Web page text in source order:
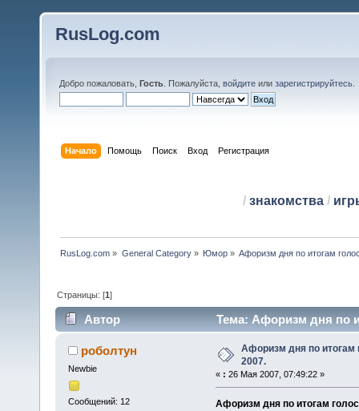
RusLog.com
Добро пожаловать, Гость . Пожалуйста, войдите или зарегистрируйтесь
Начало Помощь Поиск Вход Регистрация
/ знакомства/
RusLog.com » General Category» Юмор»
Страницы: [1]
Автор Тема: Афоризм дня по
роболтун
Newbie
Сообщений: 12
Афоризм дня по итогам
2007.
« : 26 Мая 2007, 07:49:22 »
Афоризм дня по итогам